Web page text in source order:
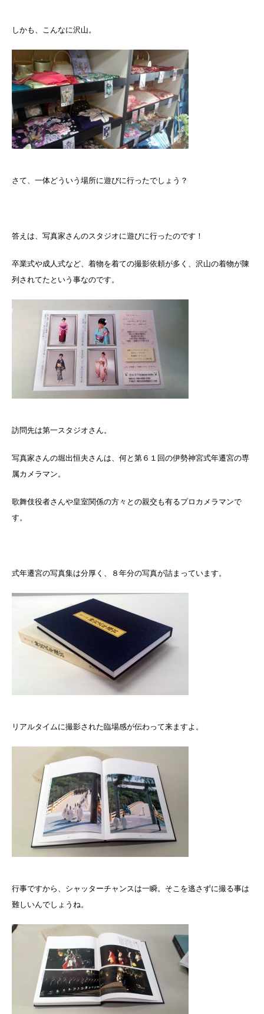
しかも、こんなに沢山。
さて、一体どういう場所に遊びに行ったでしょう？
答えは、写真家さんのスタジオに遊びに行ったのです！
卒業式や成人式など、着物を着ての撮影依頼が多く、沢山の着物が陳
列されてたという事なのです。
訪問先は第一スタジオさん。
写真家さんの堀出恒夫さんは、何と第６１回の伊勢神宮式年遷宮の専
属カメラマン。
歌舞伎役者さんや皇室関係の方々との親交も有るプロカメラマンで
す。
式年遷宮の写真集は分厚く、８年分の写真が詰まっています。
リアルタイムに撮影された臨場感が伝わって来ますよ。
行事ですから、シャッターチャンスは一瞬。そこを逃さずに撮る事は
難しいんでしょうね。